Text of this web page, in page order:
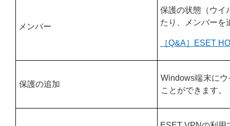
メンバー
保護の状態（ウイ
たり、メンバーを
［Q&A］ESET
保護の追加
Windows端末に
ことができます。